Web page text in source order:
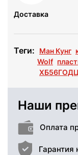
Доставка
Теги: Ман Кунг
Wolf
Наши
Оплата
Гарантия